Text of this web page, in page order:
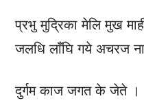
प्रभु मुद्रिका मेलि मुख
जलधि लाँघि गये अचरज
दुर्गम काज जगत के जेते ।